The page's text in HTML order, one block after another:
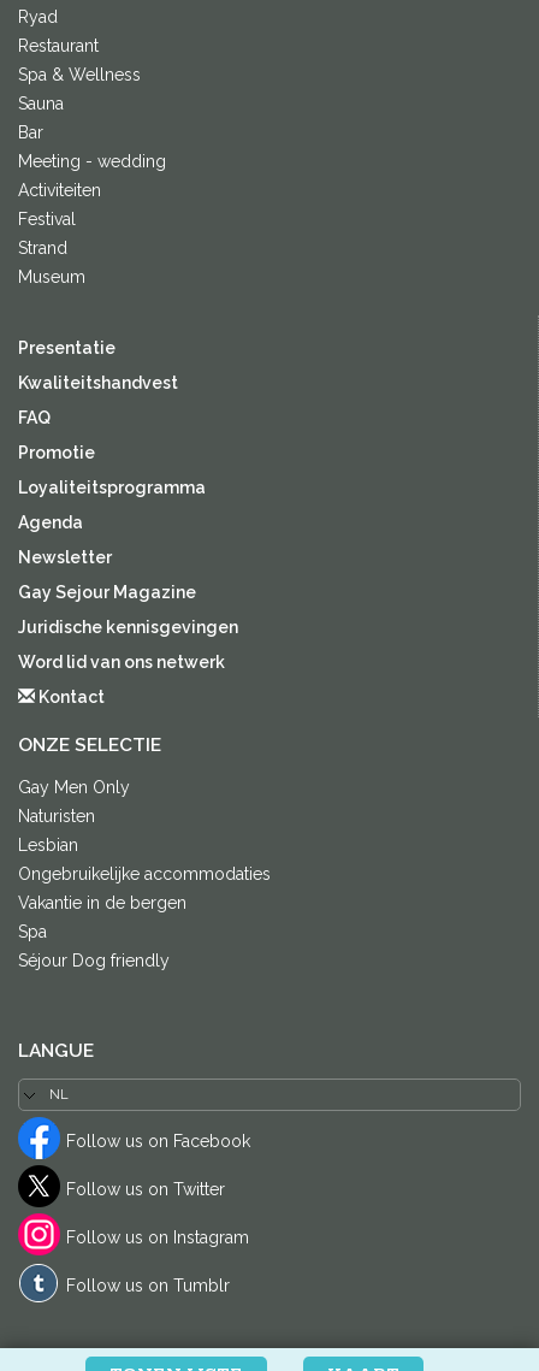
Ryad
Restaurant
Spa & Wellness
Sauna
Bar
Meeting - wedding
Activiteiten
Festival
Strand
Museum
Presentatie
Kwaliteitshandvest
FAQ
Promotie
Loyaliteitsprogramma
Agenda
Newsletter
Gay Sejour Magazine
Juridische kennisgevingen
Word lid van ons netwerk
Kontact
ONZE SELECTIE
Gay Men Only
Naturisten
Lesbian
Ongebruikelijke accommodaties
Vakantie in de bergen
Spa
Séjour Dog friendly
LANGUE
Follow us on Facebook
Follow us on Twitter
Follow us on Instagram
Follow us on Tumblr